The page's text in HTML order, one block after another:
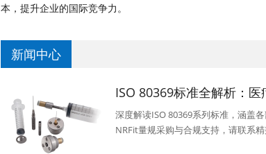
本，提升企业的国际竞争力。
新闻中心
ISO 80369标准全解析：医
深度解读ISO 80369系列标准，涵盖
NRFit量规采购与合规支持，请联系